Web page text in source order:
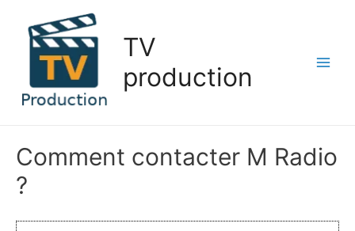
contenu
TV
production
Comment contacter M Radio
?